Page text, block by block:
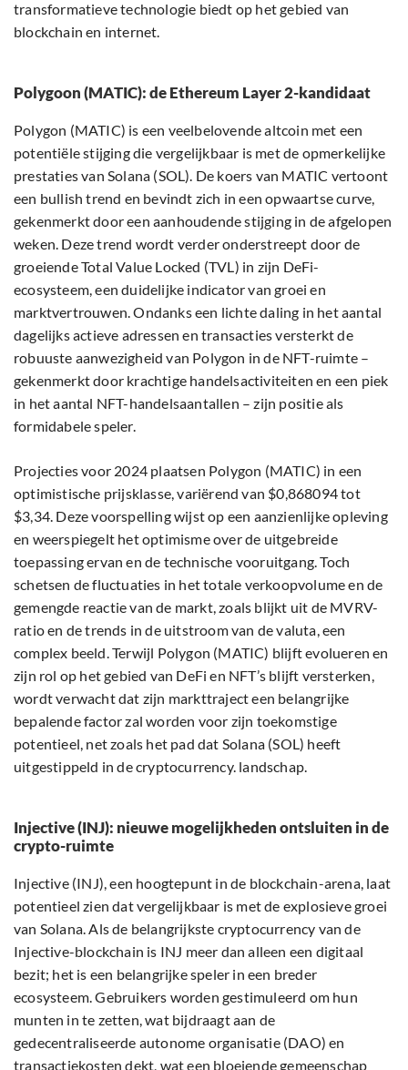
transformatieve technologie biedt op het gebied van
blockchain en internet.
Polygoon (MATIC): de Ethereum Layer 2-kandidaat
Polygon (MATIC) is een veelbelovende altcoin met een
potentiële stijging die vergelijkbaar is met de opmerkelijke
prestaties van Solana (SOL). De koers van MATIC vertoont
een bullish trend en bevindt zich in een opwaartse curve,
gekenmerkt door een aanhoudende stijging in de afgelopen
weken. Deze trend wordt verder onderstreept door de
groeiende Total Value Locked (TVL) in zijn DeFi-
ecosysteem, een duidelijke indicator van groei en
marktvertrouwen. Ondanks een lichte daling in het aantal
dagelijks actieve adressen en transacties versterkt de
robuuste aanwezigheid van Polygon in de NFT-ruimte –
gekenmerkt door krachtige handelsactiviteiten en een piek
in het aantal NFT-handelsaantallen – zijn positie als
formidabele speler.
Projecties voor 2024 plaatsen Polygon (MATIC) in een
optimistische prijsklasse, variërend van $0,868094 tot
$3,34. Deze voorspelling wijst op een aanzienlijke opleving
en weerspiegelt het optimisme over de uitgebreide
toepassing ervan en de technische vooruitgang. Toch
schetsen de fluctuaties in het totale verkoopvolume en de
gemengde reactie van de markt, zoals blijkt uit de MVRV-
ratio en de trends in de uitstroom van de valuta, een
complex beeld. Terwijl Polygon (MATIC) blijft evolueren en
zijn rol op het gebied van DeFi en NFT’s blijft versterken,
wordt verwacht dat zijn markttraject een belangrijke
bepalende factor zal worden voor zijn toekomstige
potentieel, net zoals het pad dat Solana (SOL) heeft
uitgestippeld in de cryptocurrency. landschap.
Injective (INJ): nieuwe mogelijkheden ontsluiten in de
crypto-ruimte
Injective (INJ), een hoogtepunt in de blockchain-arena, laat
potentieel zien dat vergelijkbaar is met de explosieve groei
van Solana. Als de belangrijkste cryptocurrency van de
Injective-blockchain is INJ meer dan alleen een digitaal
bezit; het is een belangrijke speler in een breder
ecosysteem. Gebruikers worden gestimuleerd om hun
munten in te zetten, wat bijdraagt aan de
gedecentraliseerde autonome organisatie (DAO) en
transactiekosten dekt, wat een bloeiende gemeenschap